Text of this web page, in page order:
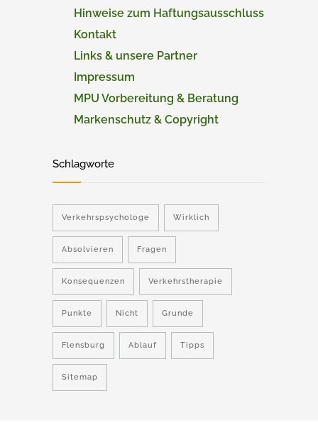
Hinweise zum Haftungsausschluss
Kontakt
Links & unsere Partner
Impressum
MPU Vorbereitung & Beratung
Markenschutz & Copyright
Schlagworte
Verkehrspsychologe Wirklich
Absolvieren Fragen
Konsequenzen Verkehrstherapie
Punkte Nicht Grunde
Flensburg Ablauf Tipps
Sitemap